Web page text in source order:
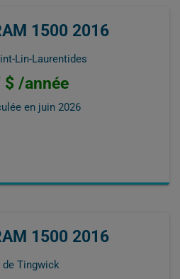
1500 2016
Lin-Laurentides
$ /année
en juin 2026
1500 2016
de Tingwick